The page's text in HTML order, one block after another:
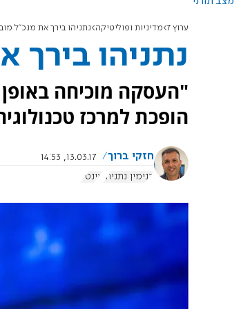
ערוץ 7 מדיניות ופוליטיקה נתניהו בירך את מנכ"ל
נתניהו בירך
"העסקה מוכיחה
הופכת למרכז
חזקי ברוך
13.03.17, 14:53
בנימין נתניהו
אינטל